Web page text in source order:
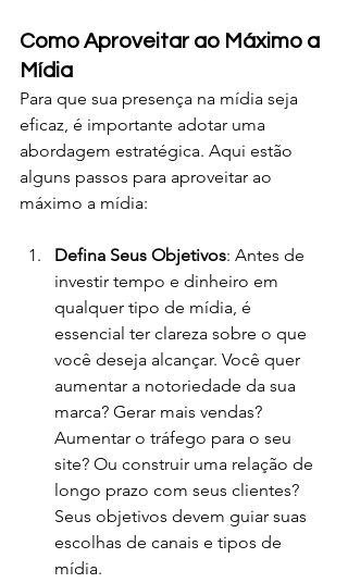
Como Aproveitar ao Máximo a
Mídia
Para que sua presença na mídia seja
eficaz, é importante adotar uma
abordagem estratégica. Aqui estão
alguns passos para aproveitar ao
máximo a mídia:
Defina Seus Objetivos: Antes de
investir tempo e dinheiro em
qualquer tipo de mídia, é
essencial ter clareza sobre o que
você deseja alcançar. Você quer
aumentar a notoriedade da sua
marca? Gerar mais vendas?
Aumentar o tráfego para o seu
site? Ou construir uma relação de
longo prazo com seus clientes?
Seus objetivos devem guiar suas
escolhas de canais e tipos de
mídia.